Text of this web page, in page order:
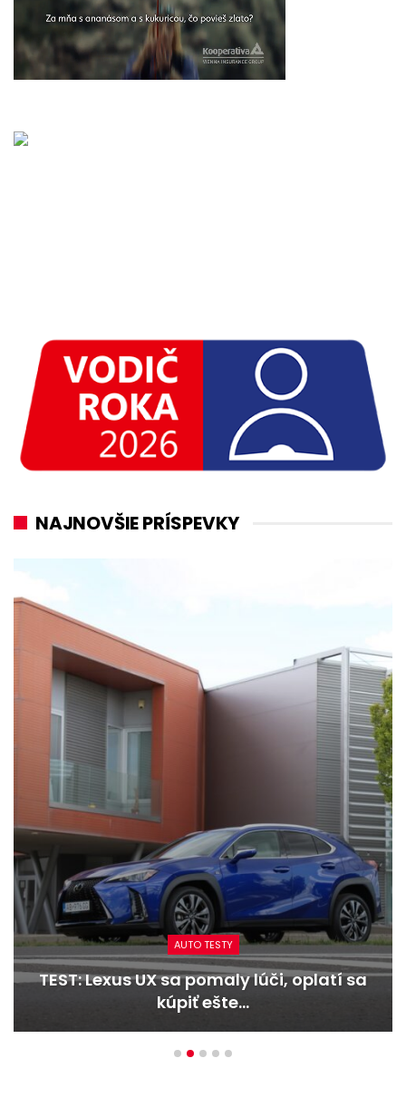
NAJNOVŠIE PRÍSPEVKY
AUTO TESTY
TEST: Lexus UX sa pomaly lúči, oplatí sa
kúpiť ešte…